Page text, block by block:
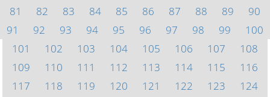
81
82 83 84 85 86 87 88 89
90
91
92 93 94 95 96 97 98 99
100
101
102 103 104 105 106 107
108
109
110 111 112 113 114 115
116
117
118 119 120 121 122 123
124